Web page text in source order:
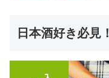
日本酒好き必見！